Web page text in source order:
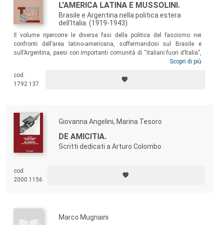
L'AMERICA LATINA E MUSSOLINI.
Brasile e Argentina nella politica estera
dell'Italia. (1919-1943)
Il volume ripercorre le diverse fasi della politica del fascismo nei
confronti dell’area latino-americana, soffermandosi sul Brasile e
sull’Argentina, paesi con importanti comunità di “italiani fuori d’Italia”,
verso cui il governo di Roma mostrò particolare interesse nel periodo
evidenzia protagonisti e vicende dell’America Latina ancora poco
frequentati dalla storiografia italiana.
Scopri di più
cod.
1792.137
Giovanna Angelini, Marina Tesoro
DE AMICITIA.
Scritti dedicati a Arturo Colombo
cod.
2000.1156
Marco Mugnaini